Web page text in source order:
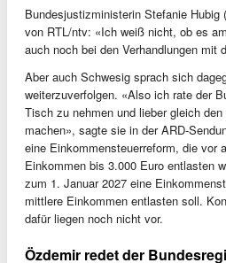
Bundesjustizministerin Stefanie Hubig
von RTL/ntv: «Ich weiß nicht, ob es
auch noch bei den Verhandlungen mit
Aber auch Schwesig sprach sich
weiterzuverfolgen. «Also ich rate der
Tisch zu nehmen und lieber gleich
machen», sagte sie in der ARD-
eine Einkommensteuerreform, die vor
Einkommen bis 3.000 Euro entlasten
zum 1. Januar 2027 eine
mittlere Einkommen entlasten soll.
dafür liegen noch nicht vor.
Özdemir redet der